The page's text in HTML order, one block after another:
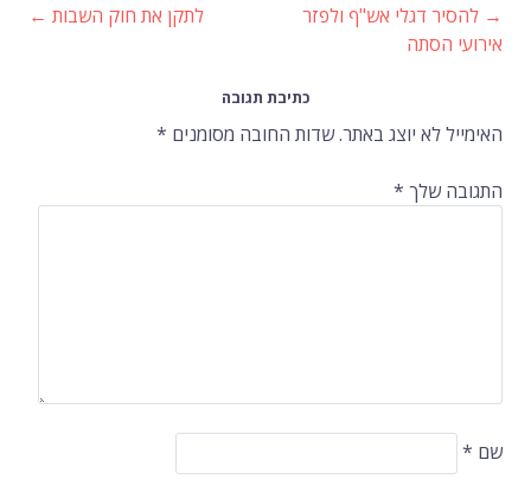
ניווט
ברשומות
→ להסיר דגלי אש"ף ולפזר
אירועי הסתה
לתקן את חוק השבות ←
כתיבת תגובה
האימייל לא יוצג באתר.שדות החובה מסומנים *
התגובה שלך *
שם *